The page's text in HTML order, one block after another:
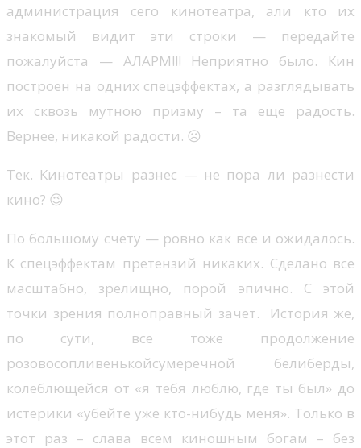
администрация сего кинотеатра, али кто их
знакомый видит эти строки — передайте
пожалуйста — АЛАРМ!!! Неприятно было. Кин
построен на одних спецэффектах, а разглядывать
их сквозь мутною призму – та еще радость.
Вернее, никакой радости. ☹
Тек. Кинотеатры разнес — не пора ли разнести
кино? 😉
По большому счету — ровно как все и ожидалось.
К спецэффектам претензий никаких. Сделано все
масштабно, зрелищно, порой эпично. С этой
точки зрения полноправный зачет. История же,
по сути, все тоже продолжение
розовосопливенькойсумеречной белиберды,
колеблющейся от «я тебя люблю, где ты был» до
истерики «убейте уже кто-нибудь меня». Только в
этот раз – слава всем киношным богам – без